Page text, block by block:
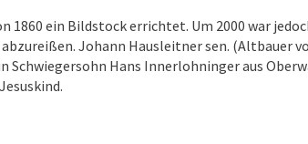
1860 ein Bildstock errichtet. Um 2000 war
Johann Hausleitner sen. (Altbauer
Schwiegersohn Hans Innerlohninger aus